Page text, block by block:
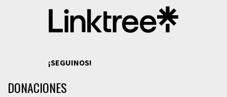
¡SEGUINOS!
DONACIONES